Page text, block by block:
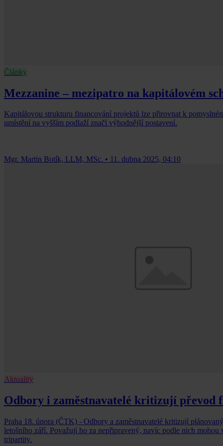
Články
Mezzanine – mezipatro na kapitálovém
Kapitálovou strukturu financování projektů lze přirovnat k
umístění na vyšším podlaží značí výhodnější postavení.
Mgr. Martin Botík, LLM, MSc. • 11. dubna 2025, 04:10
Aktuality
Odbory i zaměstnavatelé kritizují převod
Praha 18. února (ČTK) - Odbory a zaměstnavatelé kritizují
letošního září. Považují ho za nepřipravený, navíc podle nich
tripartity.